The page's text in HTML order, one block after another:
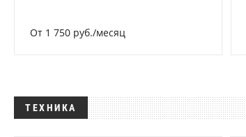
От 1 750 руб./месяц
ТЕХНИКА